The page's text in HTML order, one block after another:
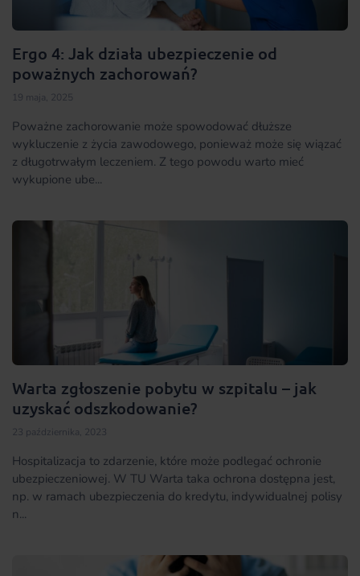
Ergo 4: Jak działa ubezpieczenie od
poważnych zachorowań?
19 maja, 2025
Poważne zachorowanie może spowodować dłuższe
wykluczenie z życia zawodowego, ponieważ może się wiązać
z długotrwałym leczeniem. Z tego powodu warto mieć
wykupione ube...
Warta zgłoszenie pobytu w szpitalu – jak
uzyskać odszkodowanie?
23 października, 2023
Hospitalizacja to zdarzenie, które może podlegać ochronie
ubezpieczeniowej. W TU Warta taka ochrona dostępna jest,
np. w ramach ubezpieczenia do kredytu, indywidualnej polisy
n...